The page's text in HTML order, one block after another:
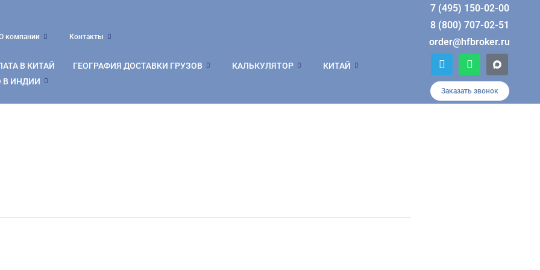
компании Контакты
В КИТАЙ ГЕОГРАФИЯ ДОСТАВКИ ГРУЗОВ КАЛЬКУЛЯТОР
КИТАЙ
В ИНДИИ
7 (495) 150-02-00
8 (800) 707-02-51
order@hfbroker.ru
T
e
l
e
g
W
h
a
t
s
Заказать звонок